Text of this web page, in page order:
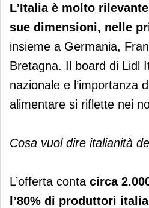
L’Italia è molto
sue dimensioni, nelle
insieme a Germania,
Bretagna. Il board di Lidl
nazionale e l’importanza
alimentare si riflette nei
Cosa vuol dire italianità
L’offerta conta circa
l’80% di produttori